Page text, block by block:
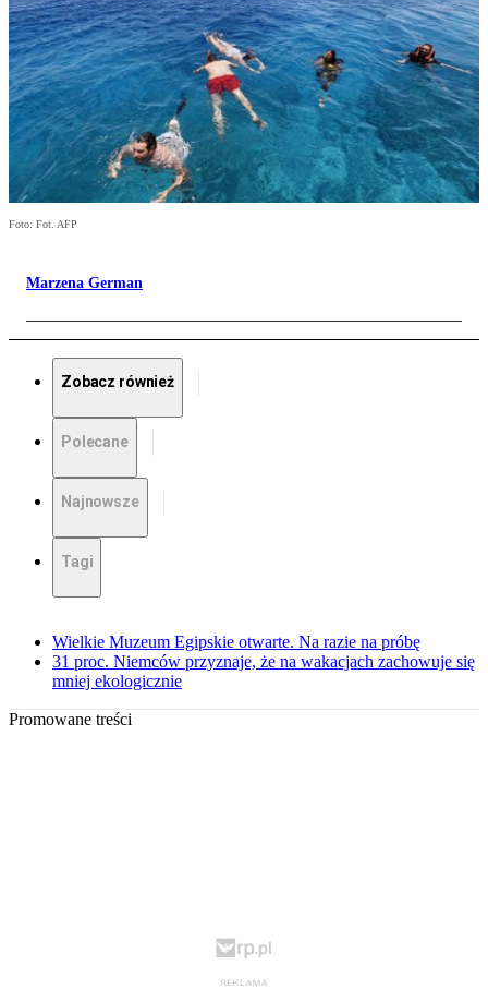
Foto: Fot. AFP
Marzena German
Zobacz również
Polecane
Najnowsze
Tagi
Wielkie Muzeum Egipskie otwarte. Na razie na próbę
31 proc. Niemców przyznaje, że na wakacjach zachowuje się
mniej ekologicznie
Promowane treści